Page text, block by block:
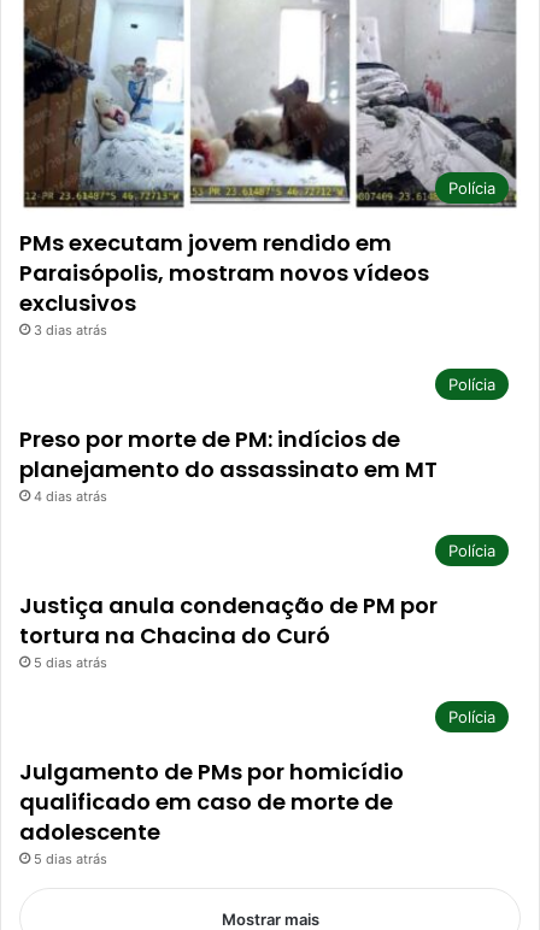
Polícia
PMs executam jovem rendido em
Paraisópolis, mostram novos vídeos
exclusivos
3 dias atrás
Polícia
Preso por morte de PM: indícios de
planejamento do assassinato em MT
4 dias atrás
Polícia
Justiça anula condenação de PM por
tortura na Chacina do Curó
5 dias atrás
Polícia
Julgamento de PMs por homicídio
qualificado em caso de morte de
adolescente
5 dias atrás
Mostrar mais